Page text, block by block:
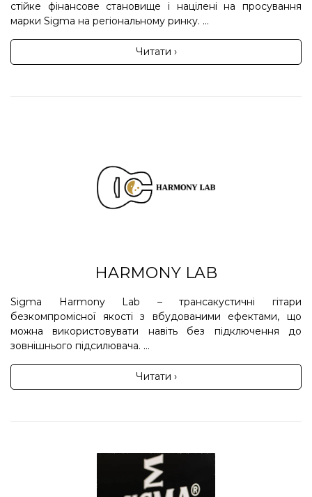
стійке фінансове становище і націлені на просування
марки Sigma на регіональному ринку. ...
Читати ›
HARMONY LAB
Sigma Harmony Lab – трансакустичні гітари
безкомпромісної якості з вбудованими ефектами, що
можна використовувати навіть без підключення до
зовнішнього підсилювача. ...
Читати ›